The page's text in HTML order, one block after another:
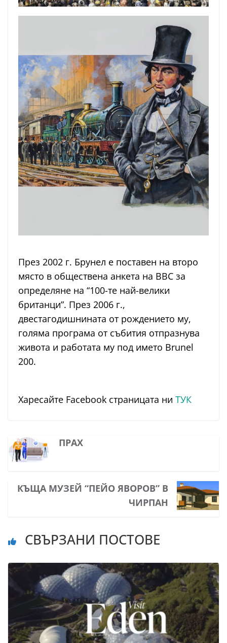
През 2002 г. Брунел е поставен на второ
място в обществена анкета на BBC за
определяне на “100-те най-велики
британци”. През 2006 г.,
двестагодишнината от рождението му,
голяма програма от събития отпразнува
живота и работата му под името Brunel
200.
Харесайте Facebook страницата ни ТУК
ПРАХ
КЪЩА МУЗЕЙ “ПЕЙО ЯВОРОВ” В
ЧИРПАН
СВЪРЗАНИ ПОСТОВЕ